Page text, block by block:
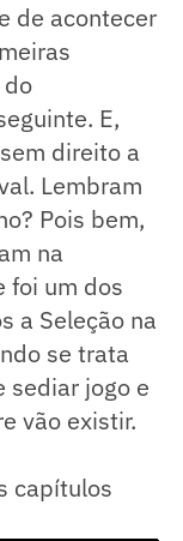
de acontecer
E,
direito a
Lembram
Pois bem,
na
foi um dos
a Seleção na
se trata
sediar jogo e
vão existir.
capítulos